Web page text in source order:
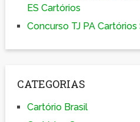
ES Cartórios
Concurso TJ PA
CATEGORIAS
Cartório Brasil